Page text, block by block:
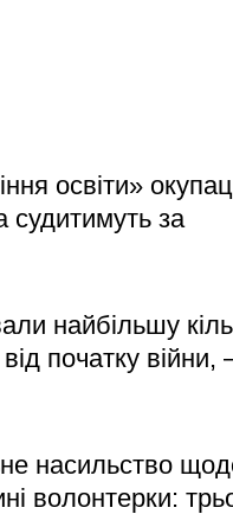
освіти»
судитимуть за
найбільшу
початку війни,
насильство
волонтерки: